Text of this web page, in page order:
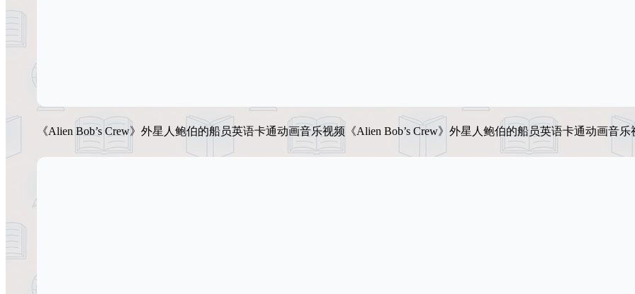
《Alien Bob’s Crew》外星人鲍伯的船员英语卡通动画音乐视频《Alien Bob’s Crew》外星人鲍伯的船员英语卡通动画音乐